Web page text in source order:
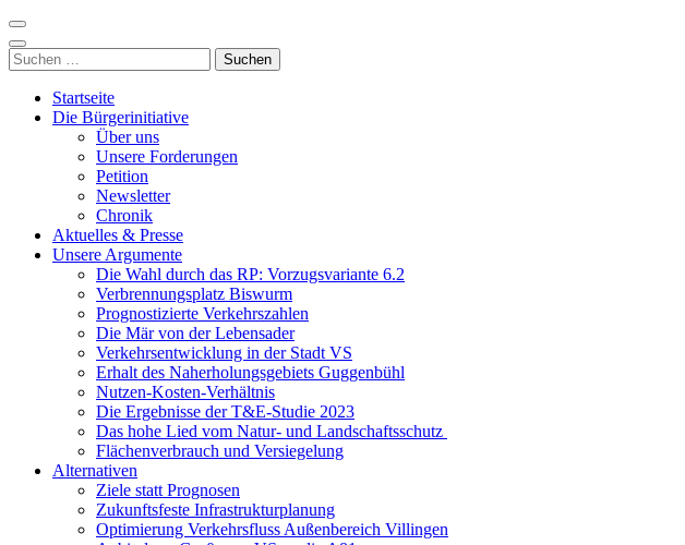
Zum
Inhalt
springen
(Enter
drücken)
Nordzubringer nein danke
Die BI NORDZUBRINGER NEIN DANKE ist ein loser Zusammenschluss von Bürgerinnen
der B523, positioniert.
Suchen
nach:
Startseite
Die Bürgerinitiative
Über uns
Unsere Forderungen
Petition
Newsletter
Chronik
Aktuelles & Presse
Unsere Argumente
Die Wahl durch das RP: Vorzugsvariante 6.2
Verbrennungsplatz Biswurm
Prognostizierte Verkehrszahlen
Die Mär von der Lebensader
Verkehrsentwicklung in der Stadt VS
Erhalt des Naherholungsgebiets Guggenbühl
Nutzen-Kosten-Verhältnis
Die Ergebnisse der T&E-Studie 2023
Das hohe Lied vom Natur- und Landschaftsschutz
Flächenverbrauch und Versiegelung
Alternativen
Ziele statt Prognosen
Zukunftsfeste Infrastrukturplanung
Optimierung Verkehrsfluss Außenbereich Villingen